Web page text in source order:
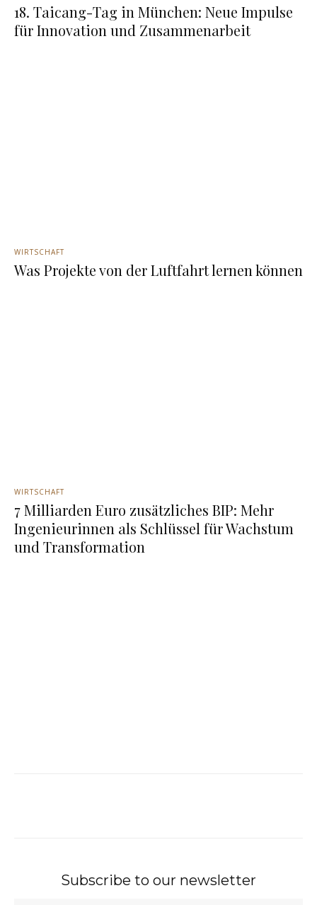
18. Taicang-Tag in München: Neue Impulse
für Innovation und Zusammenarbeit
WIRTSCHAFT
Was Projekte von der Luftfahrt lernen können
WIRTSCHAFT
7 Milliarden Euro zusätzliches BIP: Mehr
Ingenieurinnen als Schlüssel für Wachstum
und Transformation
Subscribe to our newsletter